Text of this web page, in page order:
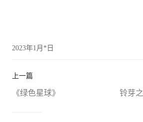
2023年1月*日
上一篇
《绿色星球》